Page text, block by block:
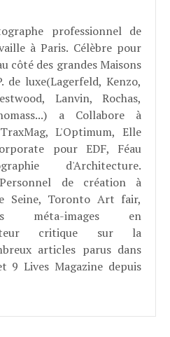
professionnel de
à Paris. Célèbre pour
côté des grandes Maisons
de luxe(Lagerfeld, Kenzo,
Lanvin, Rochas,
a Collabore à
L'Optimum, Elle
pour EDF, Féau
d'Architecture.
de création à
Seine, Toronto Art fair,
méta-images en
critique sur la
articles parus dans
9 Lives Magazine depuis